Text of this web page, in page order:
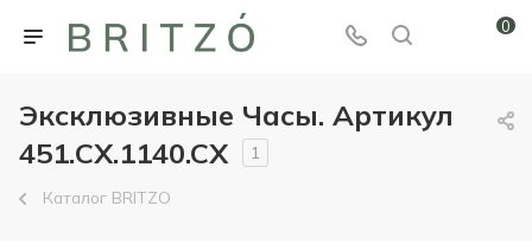
0
Эксклюзивные Часы. Артикул
451.CX.1140.CX
1
Каталог BRITZO